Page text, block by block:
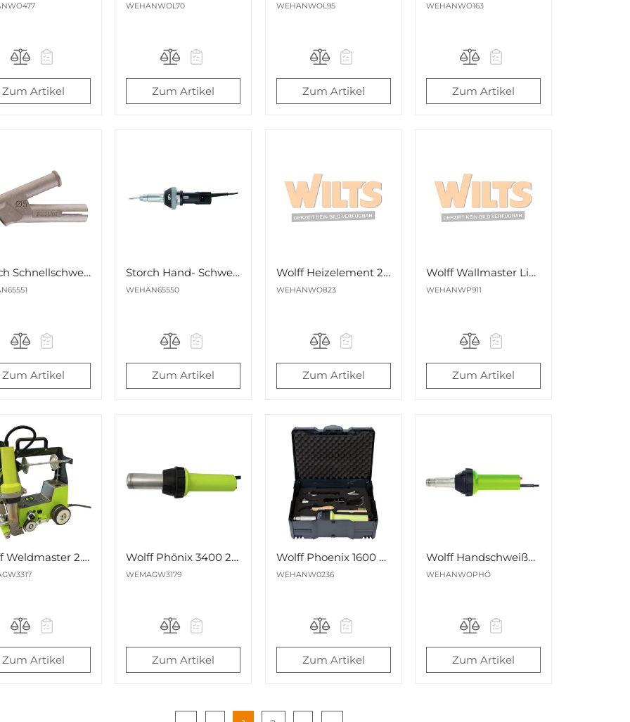
Zum Artikel
WEHANWOL70
Zum Artikel
WEHANWOL95
Zum Artikel
WEHANWO163
Zum Artikel
Storch Schnellschweißdüse für Hand-Schweißgerät 5mm Nr. 655501
Zum Artikel
Storch Hand- Schweißgerät Nr. 655500
WEHAN65550
Zum Artikel
Wolff Heizelement 230V für Triac ST/AT/BT Nr. 72315
WEHANWO823
Zum Artikel
Wolff Wallmaster Lineal Nr. 061394
WEHANWP911
Zum Artikel
Wolff Weldmaster 2.0 230V EU Nr. 163317
Zum Artikel
Wolff Phönix 3400 230V EU Nr. 163179
WEMAGW3179
Zum Artikel
Wolff Phoenix 1600 Set Nr. 80614
WEHANW0236
Zum Artikel
Wolff Handschweißgerät Phönix 230V/1600W Nr. 80078
WEHANWOPHÖ
Zum Artikel